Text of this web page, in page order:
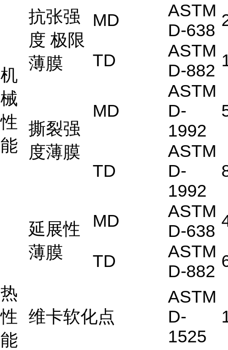
机
械
性
能
抗张强
度 极限
薄膜
MD
ASTM
D-638
TD
ASTM
D-882
撕裂强
度薄膜
MD
ASTM
D-
1992
TD
ASTM
D-
1992
延展性
薄膜
MD
ASTM
D-638
TD
ASTM
D-882
热
性
能
维卡软化点
ASTM
D-
1525